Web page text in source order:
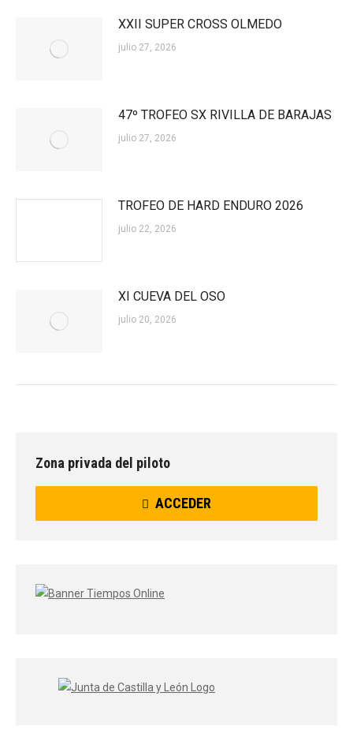
XXII SUPER CROSS OLMEDO
julio 27, 2026
47º TROFEO SX RIVILLA DE BARAJAS
julio 27, 2026
TROFEO DE HARD ENDURO 2026
julio 22, 2026
XI CUEVA DEL OSO
julio 20, 2026
Zona privada del piloto
ACCEDER